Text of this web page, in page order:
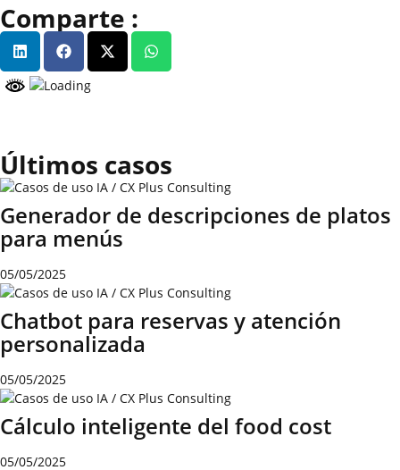
Comparte :
Últimos casos
Generador de descripciones de platos
para menús
05/05/2025
Chatbot para reservas y atención
personalizada
05/05/2025
Cálculo inteligente del food cost
05/05/2025